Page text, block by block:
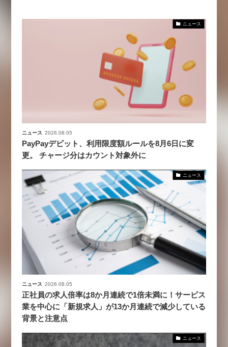
ニュース
ニュース 2026.08.05
PayPayデビット、利用限度額ルールを8月6日に変
更。 チャージ分はカウント対象外に
ニュース
ニュース 2026.08.05
正社員の求人倍率は8か月連続で1倍未満に！サービス
業を中心に「新規求人」が13か月連続で減少している
背景と注意点
ニュース